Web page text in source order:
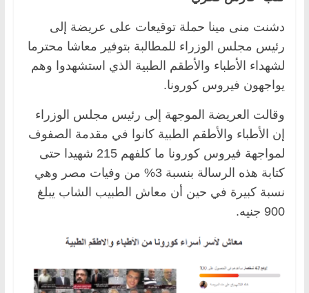
دشنت منى مينا حملة توقيعات على عريضة إلى
رئيس مجلس الوزراء للمطالبة بتوفير معاشا محترما
لشهداء الأطباء والأطقم الطبية الذي استشهدوا وهم
يواجهون فيروس كورونا.
وقالت العريضة الموجهة إلى رئيس مجلس الوزراء
إن الأطباء والأطقم الطبية كانوا في مقدمة الصفوف
لمواجهة فيروس كورونا ما كلفهم 215 شهيدا حتى
كتابة هذه الرسالة بنسبة 3% من وفيات مصر وهي
نسبة كبيرة في حين أن معاش الطبيب الشاب يبلغ
900 جنيه.